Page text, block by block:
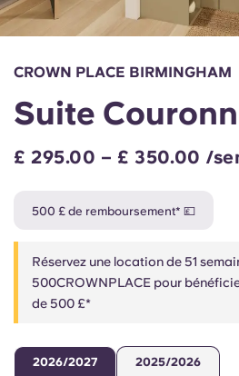
English (GB)
Chinese
Español
Català
Deutsch
French
Sélectionnez un pays
Réservez
CROWN PLACE BIRMINGHAM
Suite
£ 295.00 – £ 350.00 /
500 £ de remboursement* 💷
Réservez une location de 51
500CROWNPLACE pour
de 500 £*
2026/2027 2025/2026